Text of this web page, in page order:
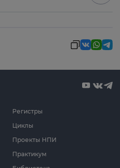
Циклы
Проекты НПИ
Практикум
Регистры